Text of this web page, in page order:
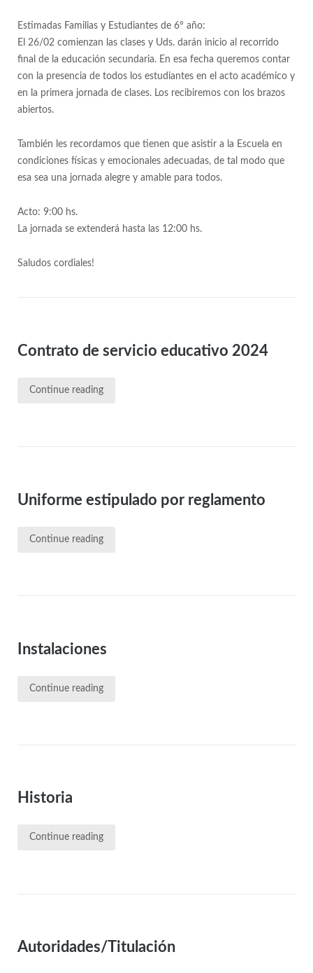
Estimadas Familias y Estudiantes de 6° año:
El 26/02 comienzan las clases y Uds. darán inicio al recorrido
final de la educación secundaria. En esa fecha queremos contar
con la presencia de todos los estudiantes en el acto académico y
en la primera jornada de clases. Los recibiremos con los brazos
abiertos.
También les recordamos que tienen que asistir a la Escuela en
condiciones físicas y emocionales adecuadas, de tal modo que
esa sea una jornada alegre y amable para todos.
Acto: 9:00 hs.
La jornada se extenderá hasta las 12:00 hs.
Saludos cordiales!
Contrato de servicio educativo 2024
Continue reading
Uniforme estipulado por reglamento
Continue reading
Instalaciones
Continue reading
Historia
Continue reading
Autoridades/Titulación